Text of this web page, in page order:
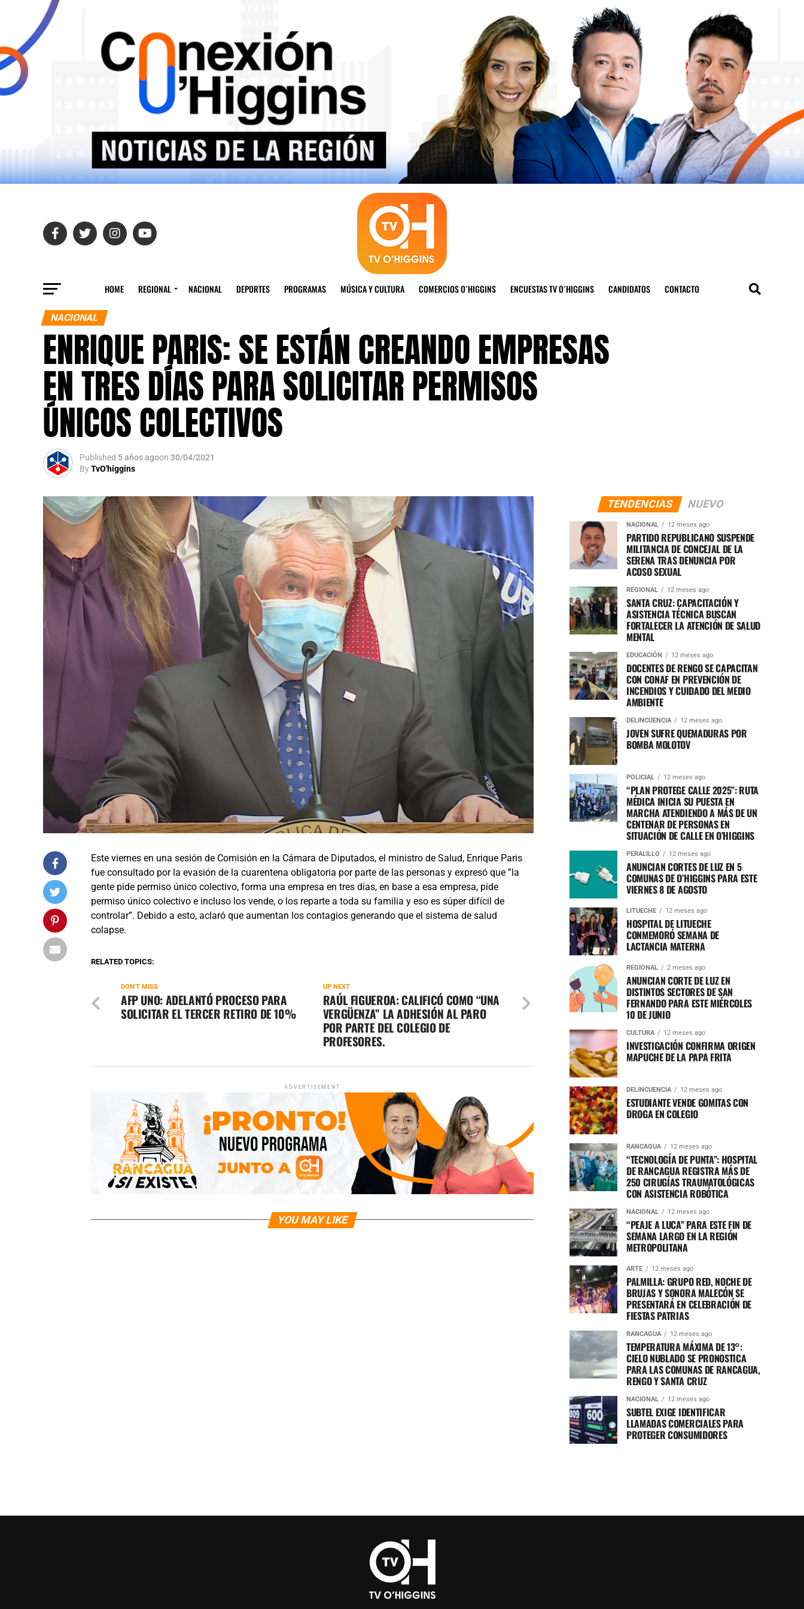
HOME REGIONAL NACIONAL DEPORTES PROGRAMAS MÚSICA Y CULTURA COMERCIOS O´HIGGINS ENCUESTAS TV O´HIGGINS CANDIDATOS CONTACTO
NACIONAL
ENRIQUE PARIS: SE ESTÁN CREANDO EMPRESAS
EN TRES DÍAS PARA SOLICITAR PERMISOS
ÚNICOS COLECTIVOS
Published 5 años agoon 30/04/2021
ByTvO'higgins
Este viernes en una sesión de Comisión en la Cámara de Diputados, el ministro de Salud, Enrique Paris
fue consultado por la evasión de la cuarentena obligatoria por parte de las personas y expresó que ”la
gente pide permiso único colectivo, forma una empresa en tres días, en base a esa empresa, pide
permiso único colectivo e incluso los vende, o los reparte a toda su familia y eso es súper difícil de
controlar”. Debido a esto, aclaró que aumentan los contagios generando que el sistema de salud
colapse.
RELATED TOPICS:
UP NEXT
RAÚL FIGUEROA: CALIFICÓ COMO “UNA
VERGÜENZA” LA ADHESIÓN AL PARO
POR PARTE DEL COLEGIO DE
PROFESORES.
DON'T MISS
AFP UNO: ADELANTÓ PROCESO PARA
SOLICITAR EL TERCER RETIRO DE 10%
ADVERTISEMENT
YOU MAY LIKE
TENDENCIAS NUEVO
NACIONAL 12 meses ago
PARTIDO REPUBLICANO SUSPENDE
MILITANCIA DE CONCEJAL DE LA
SERENA TRAS DENUNCIA POR
ACOSO SEXUAL
REGIONAL 12 meses ago
SANTA CRUZ: CAPACITACIÓN Y
ASISTENCIA TÉCNICA BUSCAN
FORTALECER LA ATENCIÓN DE SALUD
MENTAL
EDUCACIÓN 12 meses ago
DOCENTES DE RENGO SE CAPACITAN
CON CONAF EN PREVENCIÓN DE
INCENDIOS Y CUIDADO DEL MEDIO
AMBIENTE
DELINCUENCIA 12 meses ago
JOVEN SUFRE QUEMADURAS POR
BOMBA MOLOTOV
POLICIAL 12 meses ago
“PLAN PROTEGE CALLE 2025”: RUTA
MÉDICA INICIA SU PUESTA EN
MARCHA ATENDIENDO A MÁS DE UN
CENTENAR DE PERSONAS EN
SITUACIÓN DE CALLE EN O’HIGGINS
PERALILLO 12 meses ago
ANUNCIAN CORTES DE LUZ EN 5
COMUNAS DE O’HIGGINS PARA ESTE
VIERNES 8 DE AGOSTO
LITUECHE 12 meses ago
HOSPITAL DE LITUECHE
CONMEMORÓ SEMANA DE
LACTANCIA MATERNA
REGIONAL 2 meses ago
ANUNCIAN CORTE DE LUZ EN
DISTINTOS SECTORES DE SAN
FERNANDO PARA ESTE MIÉRCOLES
10 DE JUNIO
CULTURA 12 meses ago
INVESTIGACIÓN CONFIRMA ORIGEN
MAPUCHE DE LA PAPA FRITA
DELINCUENCIA 12 meses ago
ESTUDIANTE VENDE GOMITAS CON
DROGA EN COLEGIO
RANCAGUA 12 meses ago
“TECNOLOGÍA DE PUNTA”: HOSPITAL
DE RANCAGUA REGISTRA MÁS DE
250 CIRUGÍAS TRAUMATOLÓGICAS
CON ASISTENCIA ROBÓTICA
NACIONAL 12 meses ago
“PEAJE A LUCA” PARA ESTE FIN DE
SEMANA LARGO EN LA REGIÓN
METROPOLITANA
ARTE 12 meses ago
PALMILLA: GRUPO RED, NOCHE DE
BRUJAS Y SONORA MALECÓN SE
PRESENTARÁ EN CELEBRACIÓN DE
FIESTAS PATRIAS
RANCAGUA 12 meses ago
TEMPERATURA MÁXIMA DE 13°:
CIELO NUBLADO SE PRONOSTICA
PARA LAS COMUNAS DE RANCAGUA,
RENGO Y SANTA CRUZ
NACIONAL 12 meses ago
SUBTEL EXIGE IDENTIFICAR
LLAMADAS COMERCIALES PARA
PROTEGER CONSUMIDORES